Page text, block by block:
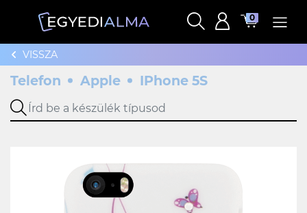
0
VISSZA
Telefon Apple IPhone 5S